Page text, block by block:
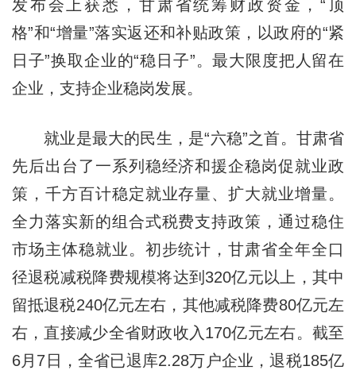
发布会上获悉，甘肃省统筹财政资金，“顶
格”和“增量”落实返还和补贴政策，以政府的“紧
日子”换取企业的“稳日子”。最大限度把人留在
企业，支持企业稳岗发展。
就业是最大的民生，是“六稳”之首。甘肃省
先后出台了一系列稳经济和援企稳岗促就业政
策，千方百计稳定就业存量、扩大就业增量。
全力落实新的组合式税费支持政策，通过稳住
市场主体稳就业。初步统计，甘肃省全年全口
径退税减税降费规模将达到320亿元以上，其中
留抵退税240亿元左右，其他减税降费80亿元左
右，直接减少全省财政收入170亿元左右。截至
6月7日，全省已退库2.28万户企业，退税185亿